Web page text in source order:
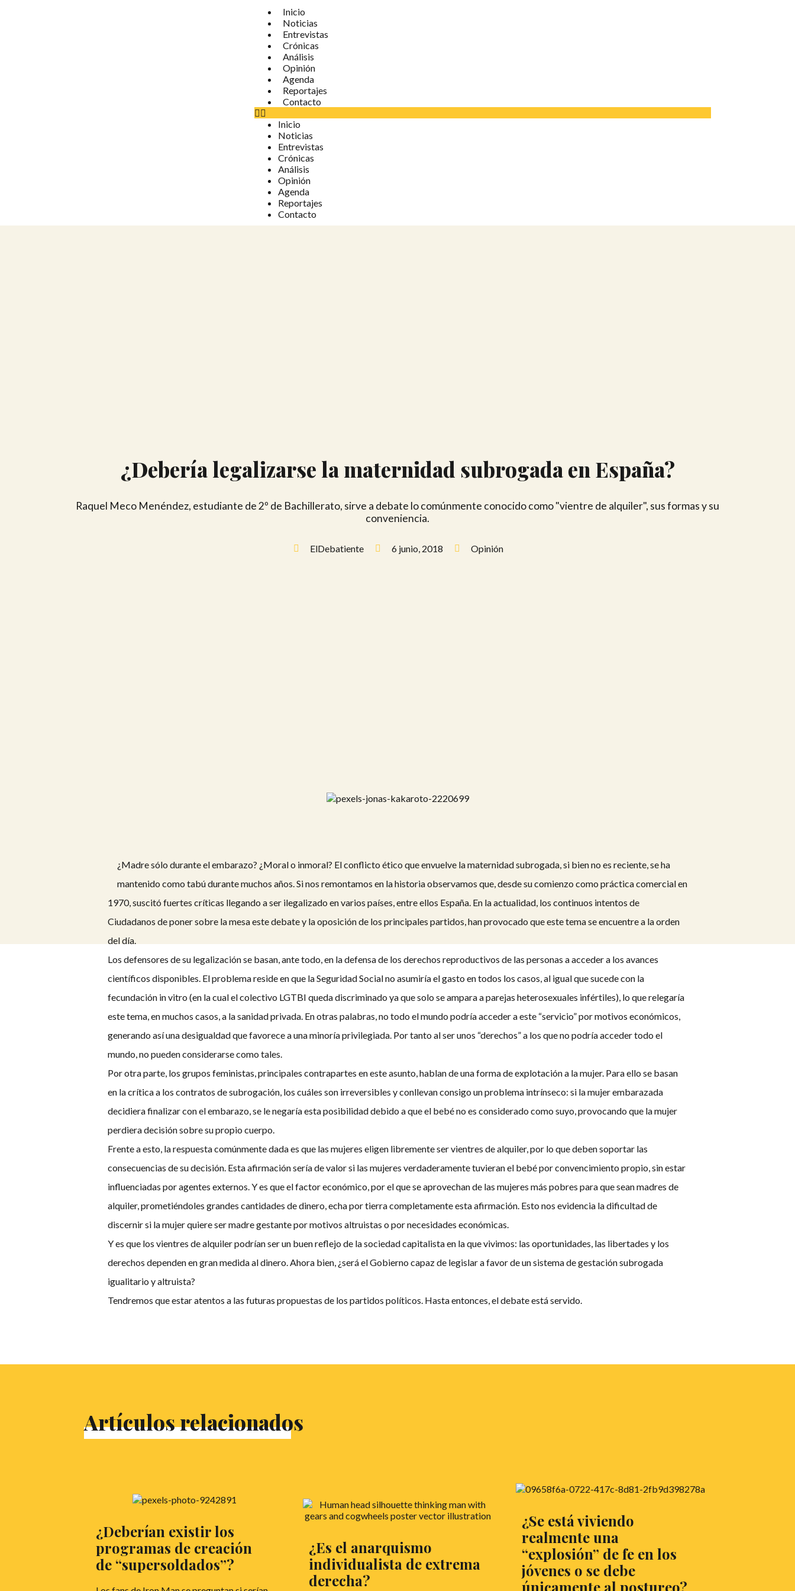
Inicio
Noticias
Entrevistas
Crónicas
Análisis
Opinión
Agenda
Reportajes
Contacto
Inicio
Noticias
Entrevistas
Crónicas
Análisis
Opinión
Agenda
Reportajes
Contacto
¿Debería legalizarse la maternidad subrogada en España?
Raquel Meco Menéndez, estudiante de 2º de Bachillerato, sirve a debate lo comúnmente conocido como "vientre de alquiler", sus formas y su
conveniencia.
ElDebatiente 6 junio, 2018 Opinión
¿Madre sólo durante el embarazo? ¿Moral o inmoral? El conflicto ético que envuelve la maternidad subrogada, si bien no es reciente, se ha
mantenido como tabú durante muchos años. Si nos remontamos en la historia observamos que, desde su comienzo como práctica comercial en
1970, suscitó fuertes críticas llegando a ser ilegalizado en varios países, entre ellos España. En la actualidad, los continuos intentos de
Ciudadanos de poner sobre la mesa este debate y la oposición de los principales partidos, han provocado que este tema se encuentre a la orden
del día.
Los defensores de su legalización se basan, ante todo, en la defensa de los derechos reproductivos de las personas a acceder a los avances
científicos disponibles. El problema reside en que la Seguridad Social no asumiría el gasto en todos los casos, al igual que sucede con la
fecundación in vitro (en la cual el colectivo LGTBI queda discriminado ya que solo se ampara a parejas heterosexuales infértiles), lo que relegaría
este tema, en muchos casos, a la sanidad privada. En otras palabras, no todo el mundo podría acceder a este “servicio” por motivos económicos,
generando así una desigualdad que favorece a una minoría privilegiada. Por tanto al ser unos “derechos” a los que no podría acceder todo el
mundo, no pueden considerarse como tales.
Por otra parte, los grupos feministas, principales contrapartes en este asunto, hablan de una forma de explotación a la mujer. Para ello se basan
en la crítica a los contratos de subrogación, los cuáles son irreversibles y conllevan consigo un problema intrínseco: si la mujer embarazada
decidiera finalizar con el embarazo, se le negaría esta posibilidad debido a que el bebé no es considerado como suyo, provocando que la mujer
perdiera decisión sobre su propio cuerpo.
Frente a esto, la respuesta comúnmente dada es que las mujeres eligen libremente ser vientres de alquiler, por lo que deben soportar las
consecuencias de su decisión. Esta afirmación sería de valor si las mujeres verdaderamente tuvieran el bebé por convencimiento propio, sin estar
influenciadas por agentes externos. Y es que el factor económico, por el que se aprovechan de las mujeres más pobres para que sean madres de
alquiler, prometiéndoles grandes cantidades de dinero, echa por tierra completamente esta afirmación. Esto nos evidencia la dificultad de
discernir si la mujer quiere ser madre gestante por motivos altruistas o por necesidades económicas.
Y es que los vientres de alquiler podrían ser un buen reflejo de la sociedad capitalista en la que vivimos: las oportunidades, las libertades y los
derechos dependen en gran medida al dinero. Ahora bien, ¿será el Gobierno capaz de legislar a favor de un sistema de gestación subrogada
igualitario y altruista?
Tendremos que estar atentos a las futuras propuestas de los partidos políticos. Hasta entonces, el debate está servido.
Artículos relacionados
¿Deberían existir los
programas de creación
de “supersoldados”?
¿Es el anarquismo
individualista de extrema
derecha?
¿Se está viviendo
realmente una
“explosión” de fe en los
jóvenes o se debe
únicamente al postureo?